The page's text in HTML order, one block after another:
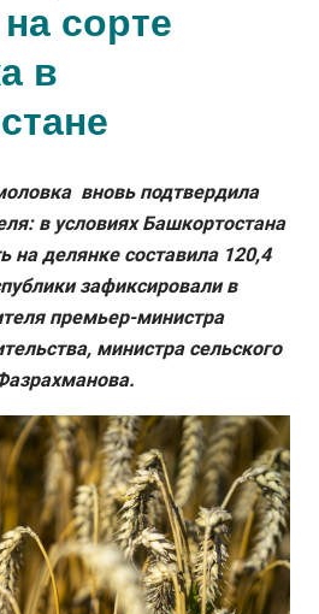
сорте
в
вновь подтвердила
в условиях Башкортостана
на делянке составила 120,4
зафиксировали в
премьер-министра
министра сельского